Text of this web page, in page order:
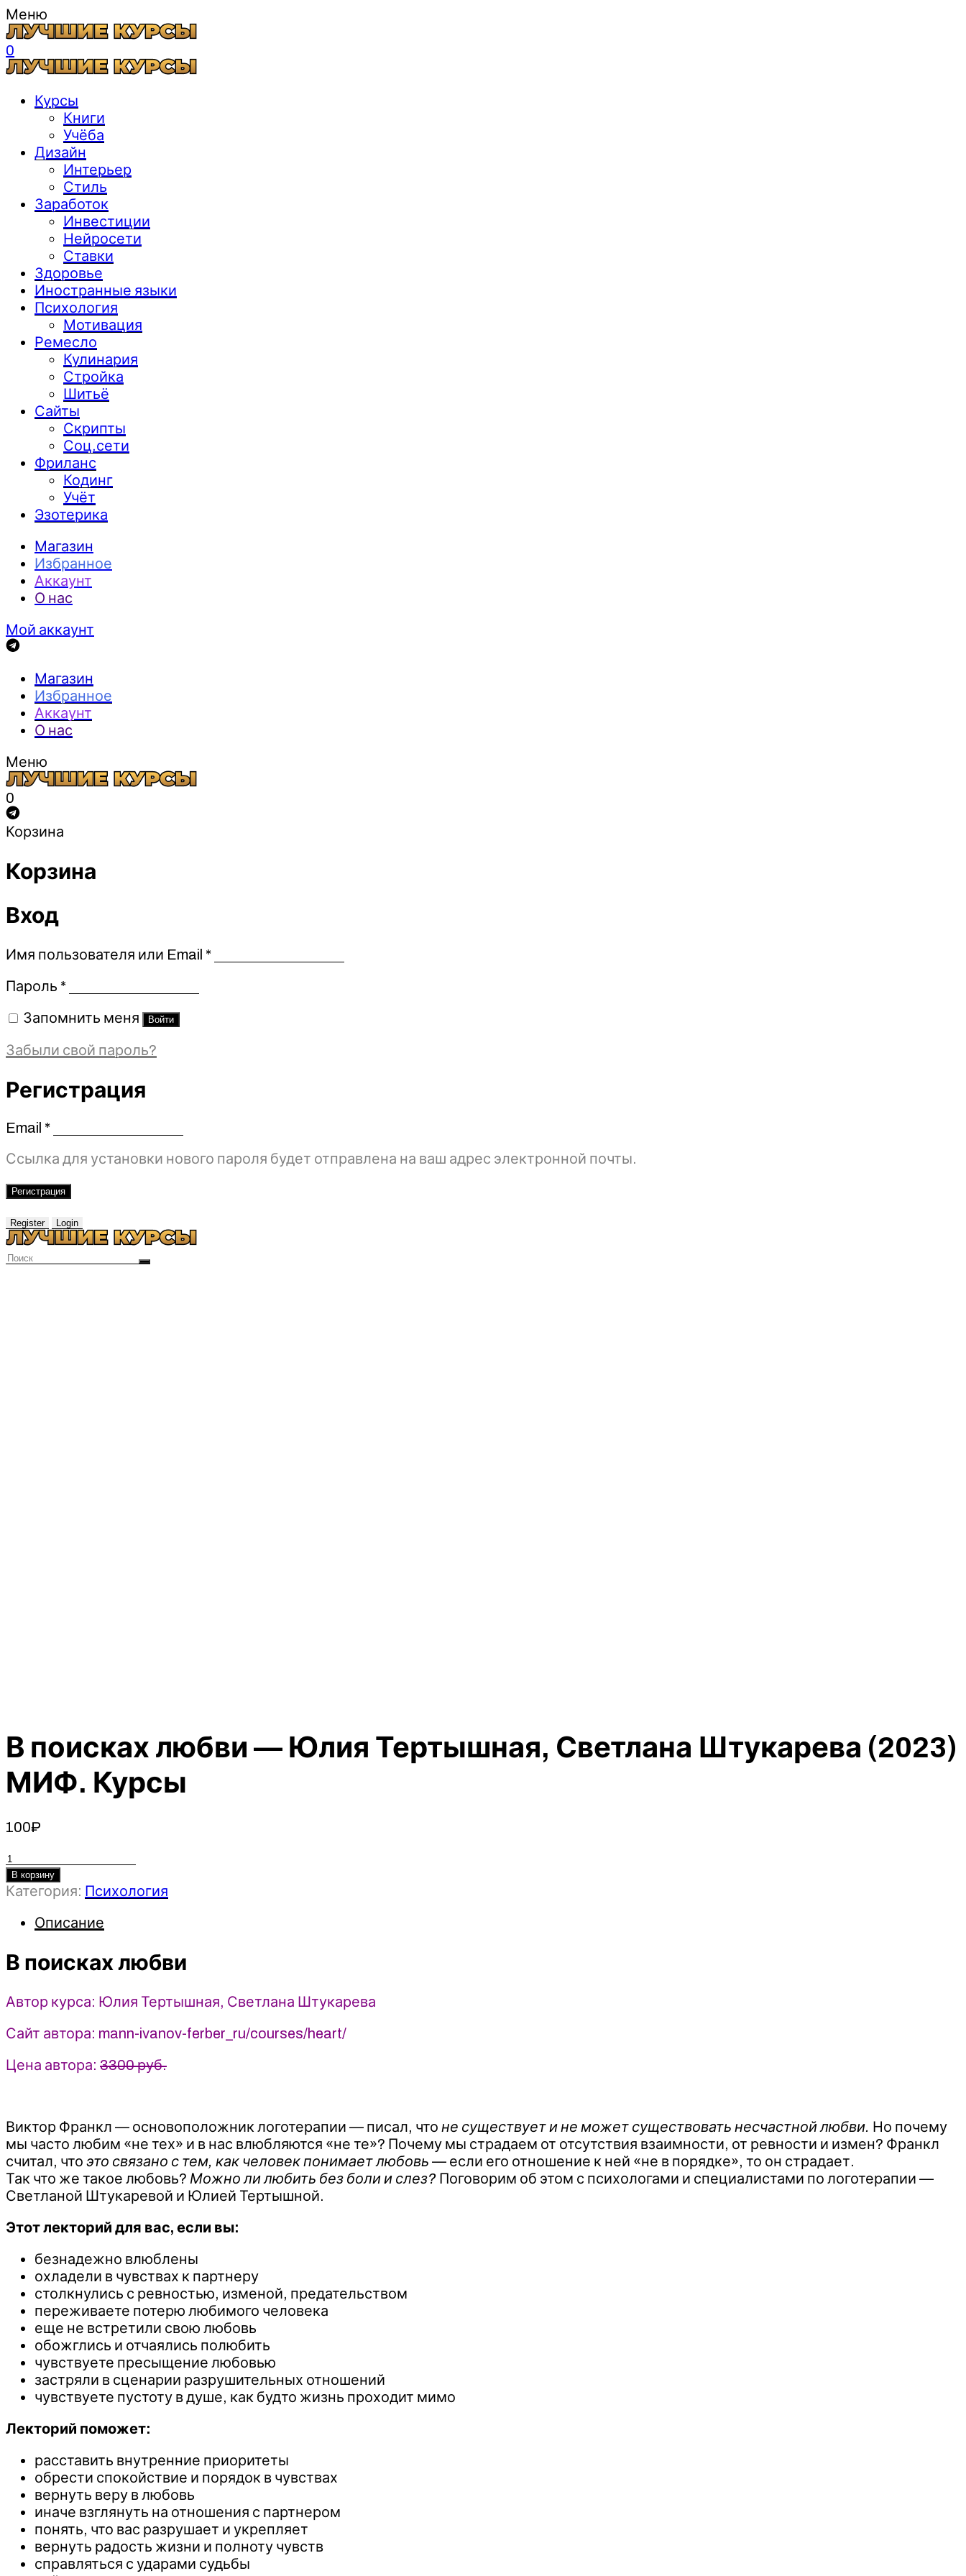
Меню
0
Курсы
Книги
Учёба
Дизайн
Интерьер
Стиль
Заработок
Инвестиции
Нейросети
Ставки
Здоровье
Иностранные языки
Психология
Мотивация
Ремесло
Кулинария
Стройка
Шитьё
Сайты
Скрипты
Соц.сети
Фриланс
Кодинг
Учёт
Эзотерика
Магазин
Избранное
Аккаунт
О нас
Мой аккаунт
Магазин
Избранное
Аккаунт
О нас
Меню
0
Корзина
Корзина
Вход
Имя пользователя или Email *Обязательно
Пароль *Обязательно
Запомнить меня Войти
Забыли свой пароль?
Регистрация
Email *Обязательно
Ссылка для установки нового пароля будет отправлена ​​на ваш адрес электронной почты.
Регистрация
Register Login
В поисках любви — Юлия Тертышная, Светлана Штукарева (2023)
МИФ. Курсы
100₽
Количество
товара
В
любви
Юлия
Светлана
Штукарева
(2023)
МИФ.
Курсы
В корзину
Категория: Психология
Описание
В поисках любви
Автор курса: Юлия Тертышная, Светлана Штукарева
Сайт автора: mann-ivanov-ferber_ru/courses/heart/
Цена автора: 3300 руб.
Виктор Франкл — основоположник логотерапии — писал, что не существует и не может существовать несчастной любви. Но почему
мы часто любим «не тех» и в нас влюбляются «не те»? Почему мы страдаем от отсутствия взаимности, от ревности и измен? Франкл
считал, что это связано с тем, как человек понимает любовь — если его отношение к ней «не в порядке», то он страдает.
Так что же такое любовь? Можно ли любить без боли и слез? Поговорим об этом с психологами и специалистами по логотерапии —
Светланой Штукаревой и Юлией Тертышной.
Этот лекторий для вас, если вы:
безнадежно влюблены
охладели в чувствах к партнеру
столкнулись с ревностью, изменой, предательством
переживаете потерю любимого человека
еще не встретили свою любовь
обожглись и отчаялись полюбить
чувствуете пресыщение любовью
застряли в сценарии разрушительных отношений
чувствуете пустоту в душе, как будто жизнь проходит мимо
Лекторий поможет:
расставить внутренние приоритеты
обрести спокойствие и порядок в чувствах
вернуть веру в любовь
иначе взглянуть на отношения с партнером
понять, что вас разрушает и укрепляет
вернуть радость жизни и полноту чувств
справляться с ударами судьбы